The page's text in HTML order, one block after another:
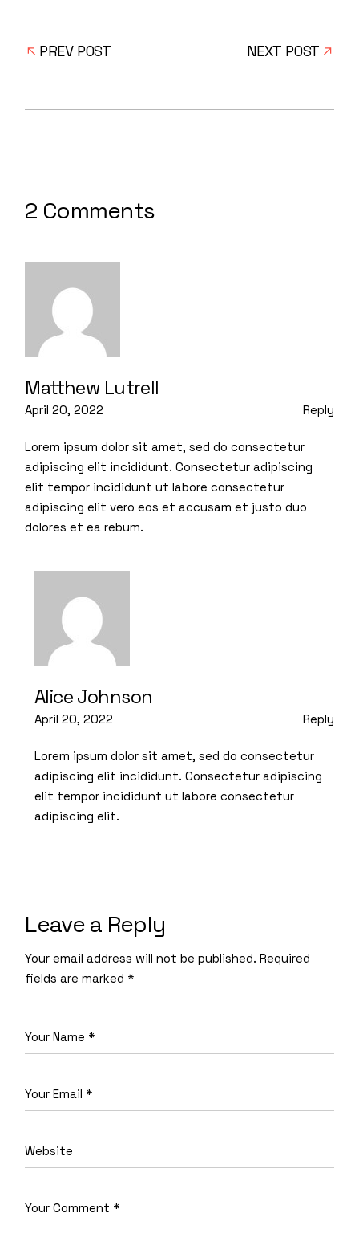
PREV POST NEXT POST
2 Comments
Matthew Lutrell
April 20, 2022 Reply
Lorem ipsum dolor sit amet, sed do consectetur
adipiscing elit incididunt. Consectetur adipiscing
elit tempor incididunt ut labore consectetur
adipiscing elit vero eos et accusam et justo duo
dolores et ea rebum.
Alice Johnson
April 20, 2022 Reply
Lorem ipsum dolor sit amet, sed do consectetur
adipiscing elit incididunt. Consectetur adipiscing
elit tempor incididunt ut labore consectetur
adipiscing elit.
Leave a Reply
Your email address will not be published. Required
fields are marked *